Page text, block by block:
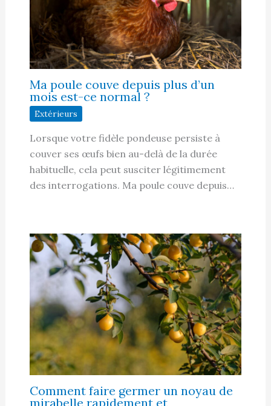
Ma poule couve depuis plus d’un
mois est-ce normal ?
Extérieurs
Lorsque votre fidèle pondeuse persiste à
couver ses œufs bien au-delà de la durée
habituelle, cela peut susciter légitimement
des interrogations. Ma poule couve depuis…
Comment faire germer un noyau de
mirabelle rapidement et